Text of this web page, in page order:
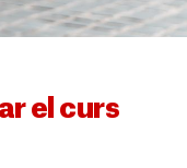
el curs